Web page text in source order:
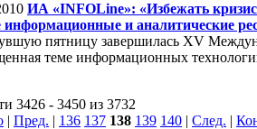
ИА «INFOLine»: «Избежать
и аналитические
пятницу завершилась XV
теме информационных
3426 - 3450 из 3732
| Пред. | 136 137 138 139 140 | След. |